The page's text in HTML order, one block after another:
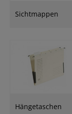
Sichtmappen
Hängetaschen